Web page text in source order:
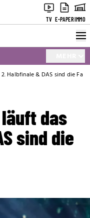
TV E-PAPERIMMO
Halbfinale & DAS sind die
das
sind die